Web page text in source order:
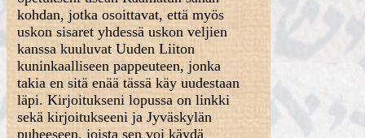
kohdan, jotka osoittavat, että myös
uskon sisaret yhdessä uskon veljien
kanssa kuuluvat Uuden Liiton
kuninkaalliseen pappeuteen, jonka
takia en sitä enää tässä käy uudestaan
läpi. Kirjoitukseni lopussa on linkki
sekä kirjoitukseeni ja Jyväskylän
puheeseen, joista sen voi käydä